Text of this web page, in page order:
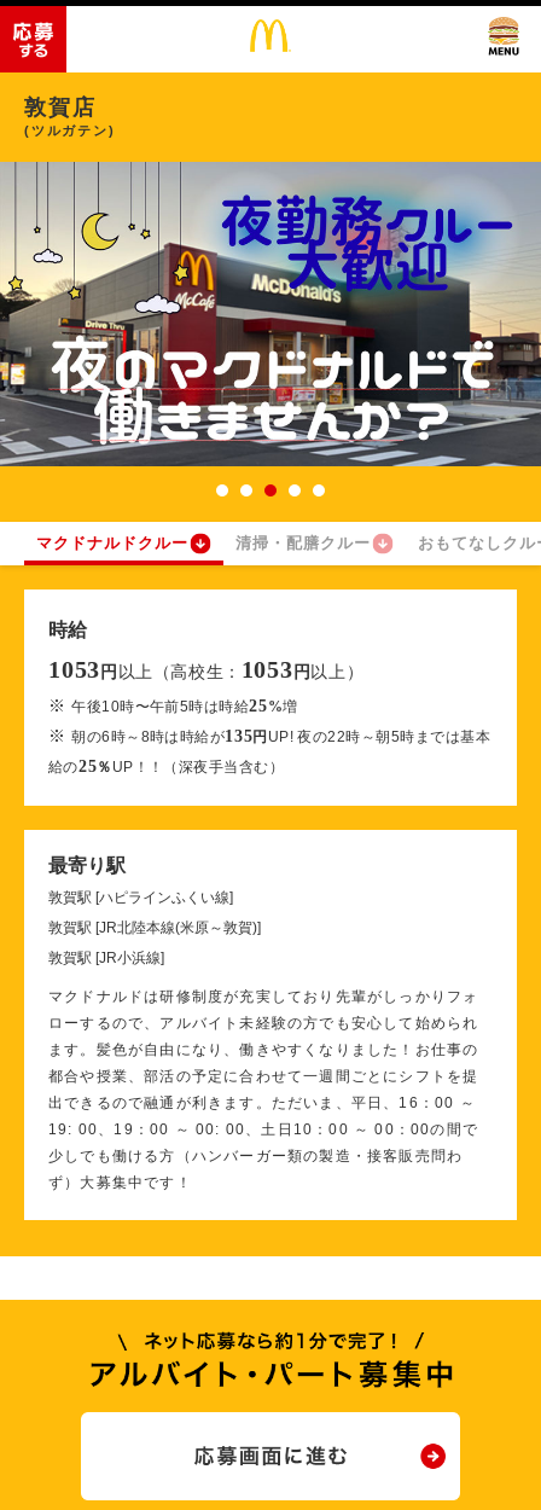
敦賀店
(ツルガテン)
マクドナルドクルー 清掃・配膳クルー おもてなしクル
時給
1053 円 以上（高校生： 1053 円 以上）
※午後10時〜午前5時は時給25%増
※朝の6時～8時は時給が135円 UP! 夜の22時～朝5時までは基本
給の25％ UP！！（深夜手当含む）
最寄り駅
敦賀駅 [ハピラインふくい線]
敦賀駅 [JR北陸本線(米原～敦賀)]
敦賀駅 [JR小浜線]
マクドナルドは研修制度が充実しており先輩がしっかりフォ
ローするので、アルバイト未経験の方でも安心して始められ
ます。髪色が自由になり、働きやすくなりました！お仕事の
都合や授業、部活の予定に合わせて一週間ごとにシフトを提
出できるので融通が利きます。ただいま、平日、16：00 ～
19: 00、19：00 ～ 00: 00、土日10：00 ～ 00：00の間で
少しでも働ける方（ハンバーガー類の製造・接客販売問わ
ず）大募集中です！